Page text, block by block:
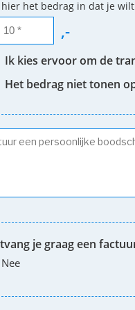
het bedrag in dat je
,-
Ik kies ervoor om de
Het bedrag niet tonen
je graag een
Nee